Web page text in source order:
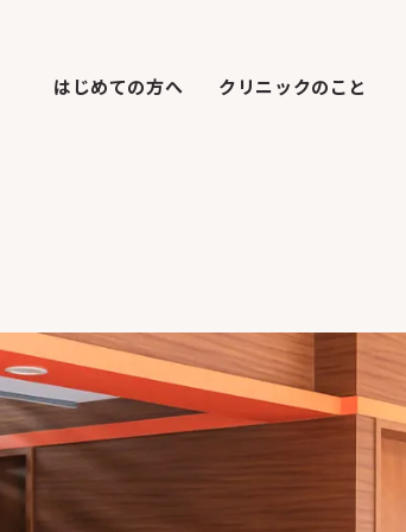
はじめての方へ クリニックのこと